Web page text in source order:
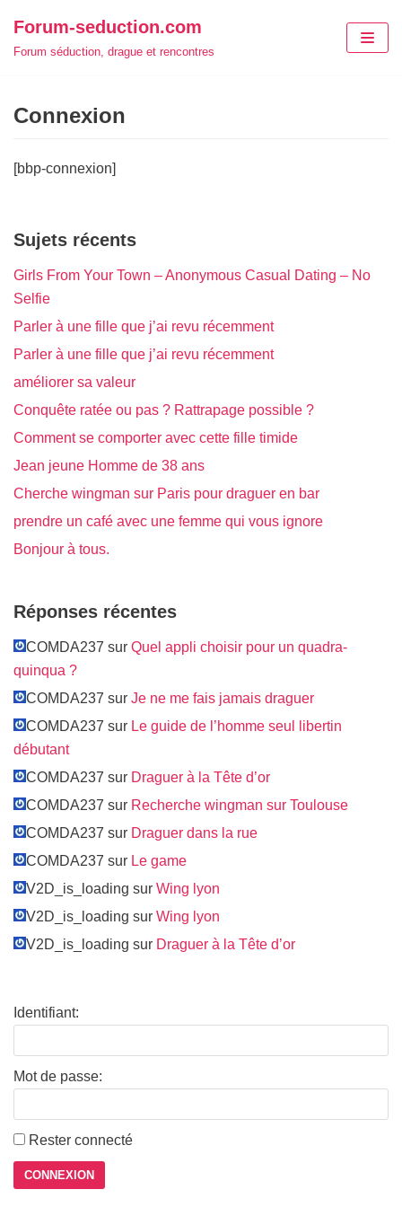
Aller
au
Forum-seduction.com
Forum séduction, drague et rencontres
Connexion
[bbp-connexion]
Sujets récents
Girls From Your Town – Anonymous Casual Dating – No
Selfie
Parler à une fille que j’ai revu récemment
Parler à une fille que j’ai revu récemment
améliorer sa valeur
Conquête ratée ou pas ? Rattrapage possible ?
Comment se comporter avec cette fille timide
Jean jeune Homme de 38 ans
Cherche wingman sur Paris pour draguer en bar
prendre un café avec une femme qui vous ignore
Bonjour à tous.
Réponses récentes
COMDA237 sur Quel appli choisir pour un quadra-
quinqua ?
COMDA237 sur Je ne me fais jamais draguer
COMDA237 sur Le guide de l’homme seul libertin
débutant
COMDA237 sur Draguer à la Tête d’or
COMDA237 sur Recherche wingman sur Toulouse
COMDA237 sur Draguer dans la rue
COMDA237 sur Le game
V2D_is_loading sur Wing lyon
V2D_is_loading sur Wing lyon
V2D_is_loading sur Draguer à la Tête d’or
Identifiant:
Mot de passe:
Rester connecté
CONNEXION